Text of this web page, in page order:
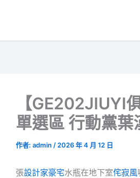
【GE202JIUYI
單選區 行動黨葉
作者: admin / 2026 年 4 月 12 日
張設計家豪宅水瓶在地下室侘寂風